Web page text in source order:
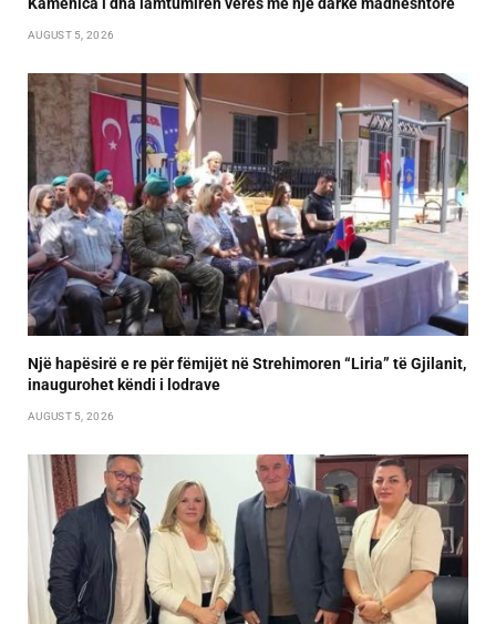
Kamenica i dha lamtumirën verës me një darkë madhështore
AUGUST 5, 2026
Një hapësirë e re për fëmijët në Strehimoren “Liria” të Gjilanit,
inaugurohet këndi i lodrave
AUGUST 5, 2026